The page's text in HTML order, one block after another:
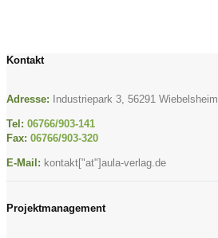
Kontakt
Adresse: Industriepark 3, 56291 Wiebelsheim
Tel: 06766/903-141
Fax: 06766/903-320
E-Mail: kontakt["at"]aula-verlag.de
Projektmanagement